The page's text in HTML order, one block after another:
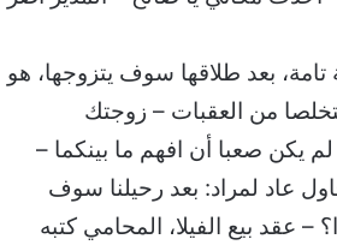
بعد طلاقها سوف يتزوجها، هو
من العقبات – زوجتك
يكن صعبا أن افهم ما بينكما –
عاد لمراد: بعد رحيلنا سوف
– عقد بيع الفيلا، المحامي كتبه